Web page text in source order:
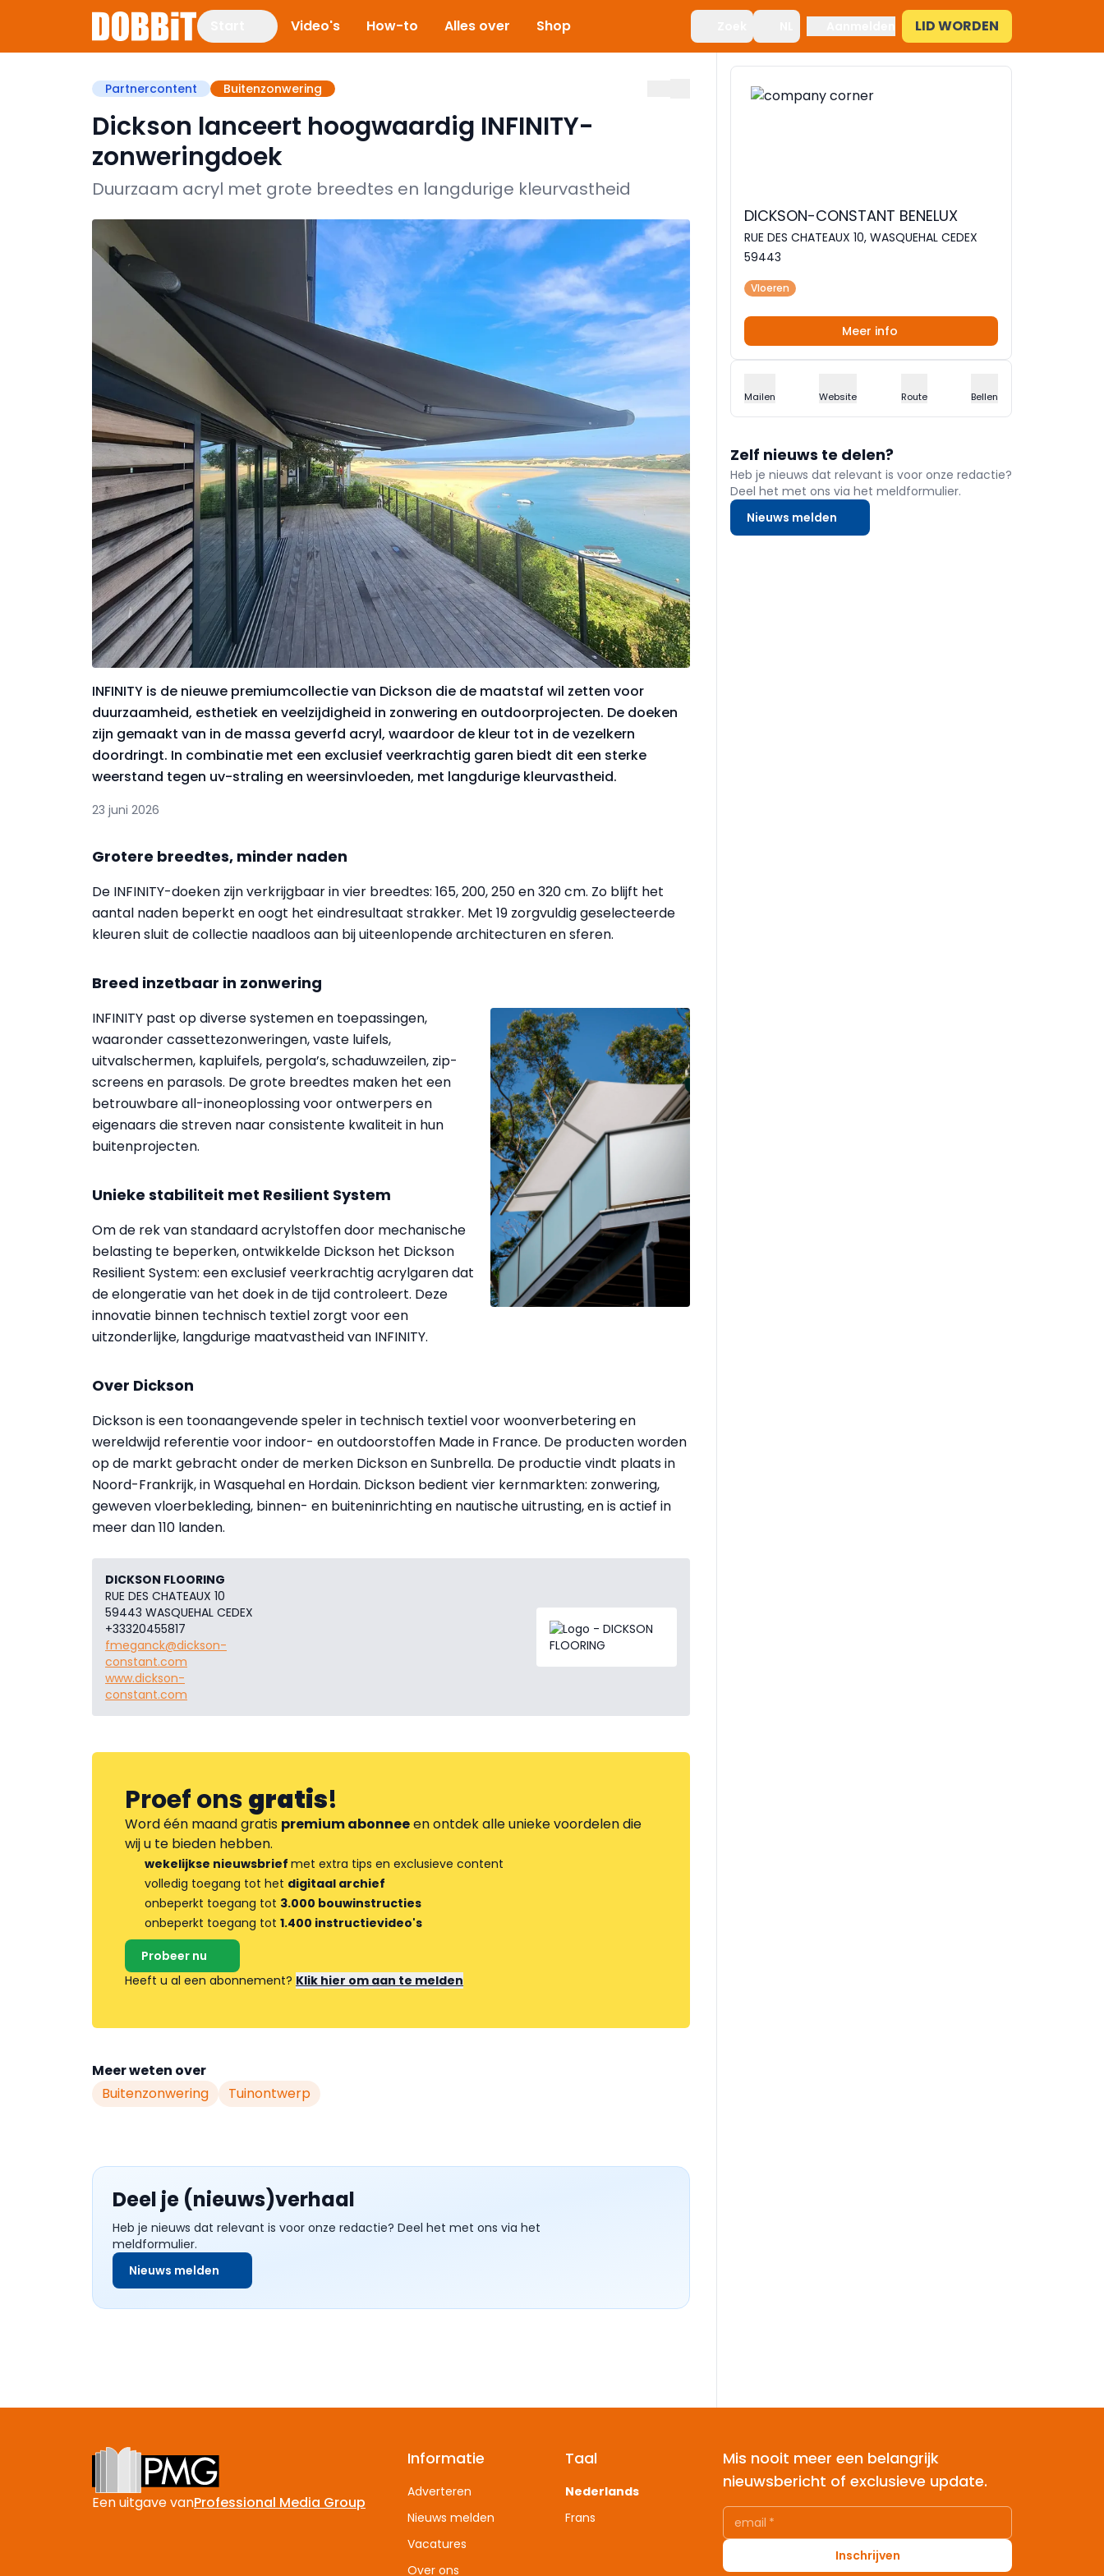
Video's How-to Alles over Shop LID WORDEN
Partnercontent Buitenzonwering
Dickson lanceert hoogwaardig INFINITY-
zonweringdoek
Duurzaam acryl met grote breedtes en langdurige kleurvastheid
INFINITY is de nieuwe premiumcollectie van Dickson die de maatstaf wil zetten voor
duurzaamheid, esthetiek en veelzijdigheid in zonwering en outdoorprojecten. De doeken
zijn gemaakt van in de massa geverfd acryl, waardoor de kleur tot in de vezelkern
doordringt. In combinatie met een exclusief veerkrachtig garen biedt dit een sterke
weerstand tegen uv-straling en weersinvloeden, met langdurige kleurvastheid.
23 juni 2026
Grotere breedtes, minder naden
De INFINITY-doeken zijn verkrijgbaar in vier breedtes: 165, 200, 250 en 320 cm. Zo blijft het
aantal naden beperkt en oogt het eindresultaat strakker. Met 19 zorgvuldig geselecteerde
kleuren sluit de collectie naadloos aan bij uiteenlopende architecturen en sferen.
Breed inzetbaar in zonwering
INFINITY past op diverse systemen en toepassingen,
waaronder cassettezonweringen, vaste luifels,
uitvalschermen, kapluifels, pergola’s, schaduwzeilen, zip-
screens en parasols. De grote breedtes maken het een
betrouwbare all-inoneoplossing voor ontwerpers en
eigenaars die streven naar consistente kwaliteit in hun
buitenprojecten.
Unieke stabiliteit met Resilient System
Om de rek van standaard acrylstoffen door mechanische
belasting te beperken, ontwikkelde Dickson het Dickson
Resilient System: een exclusief veerkrachtig acrylgaren dat
de elongeratie van het doek in de tijd controleert. Deze
innovatie binnen technisch textiel zorgt voor een
uitzonderlijke, langdurige maatvastheid van INFINITY.
Over Dickson
Dickson is een toonaangevende speler in technisch textiel voor woonverbetering en
wereldwijd referentie voor indoor- en outdoorstoffen Made in France. De producten worden
op de markt gebracht onder de merken Dickson en Sunbrella. De productie vindt plaats in
Noord-Frankrijk, in Wasquehal en Hordain. Dickson bedient vier kernmarkten: zonwering,
geweven vloerbekleding, binnen- en buiteninrichting en nautische uitrusting, en is actief in
meer dan 110 landen.
DICKSON FLOORING
RUE DES CHATEAUX 10
59443 WASQUEHAL CEDEX
+33320455817
fmeganck@dickson-
constant.com
www.dickson-
constant.com
Proef onsgratis!
Word één maand gratis premium abonneeen ontdek alle unieke voordelen die
wij u te bieden hebben.
wekelijkse nieuwsbrief met extra tips en exclusieve content
volledig toegang tot het digitaal archief
onbeperkt toegang tot 3.000 bouwinstructies
onbeperkt toegang tot 1.400 instructievideo's
Probeer nu
Heeft u al een abonnement? Klik hier om aan te melden
Meer weten over
Buitenzonwering
Tuinontwerp
Deel je (nieuws)verhaal
Heb je nieuws dat relevant is voor onze redactie? Deel het met ons via het
meldformulier.
Nieuws melden
DICKSON-CONSTANT BENELUX
RUE DES CHATEAUX 10, WASQUEHAL CEDEX
59443
Vloeren
Meer info
Mailen Website Route Bellen
Zelf nieuws te delen?
Heb je nieuws dat relevant is voor onze redactie?
Deel het met ons via het meldformulier.
Nieuws melden
Een uitgave vanProfessional Media Group
Informatie
Adverteren
Nieuws melden
Vacatures
Over ons
Taal
Nederlands
Frans
Mis nooit meer een belangrijk
nieuwsbericht of exclusieve update.
email *
Inschrijven